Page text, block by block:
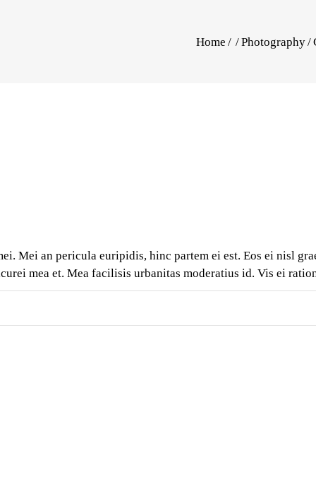
Home / /Photography/
Mei an pericula euripidis, hinc partem ei est. Eos ei nisl
mea et. Mea facilisis urbanitas moderatius id. Vis ei